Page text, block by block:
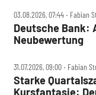
03.08.2026, 07:44 ‧ Fabian
Deutsche Bank: Aktie steht vor einer
Neubewertung
31.07.2026, 09:00 ‧ Fabian
Starke
Kursfantasie: